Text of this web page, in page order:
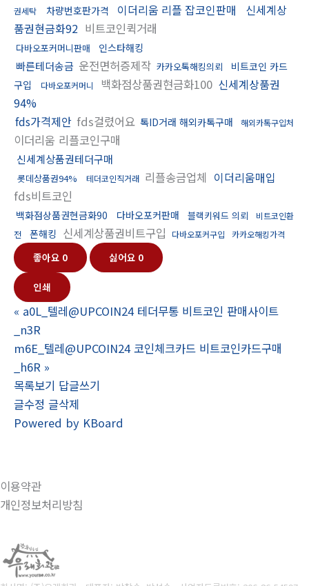
권세탁
차량번호판가격 이더리움 리플 잡코인판매
신세계상
품권현금화92 비트코인퀵거래
다바오포커머니판매 인스타해킹
빠른테더송금 운전면허증제작 카카오톡해킹의뢰
비트코인 카드
구입
다바오포커머니 백화점상품권현금화100 신세계상품권
94%
fds가격제안 fds걸렸어요 톡ID거래 해외카톡구매 해외카톡구입처
이더리움 리플코인구매
신세계상품권테더구매
롯데상품권94% 테더코인직거래 리플송금업체 이더리움매입
fds비트코인
백화점상품권현금화90 다바오포커판매 블랙키워드 의뢰
비트코인환
전
폰해킹 신세계상품권비트구입 다바오포커구입 카카오해킹가격
좋아요 0 싫어요 0
인쇄
« a0L_텔레@UPCOIN24 테더무통 비트코인 판매사이트
_n3R
m6E_텔레@UPCOIN24 코인체크카드 비트코인카드구매
_h6R »
목록보기 답글쓰기
글수정 글삭제
Powered by KBoard
이용약관
개인정보처리방침